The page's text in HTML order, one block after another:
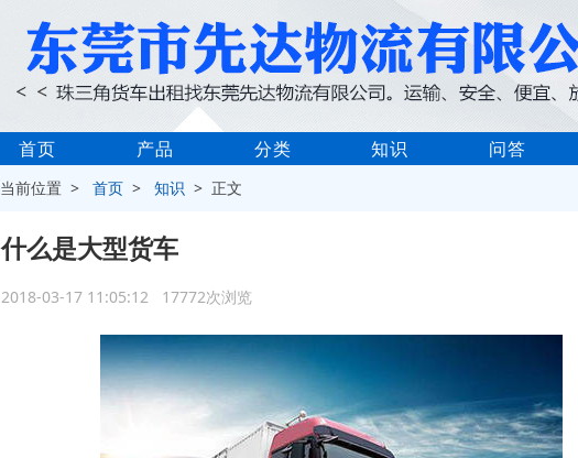
首页 产品 分类 知识 问答
当前位置 >首页 >知识 > 正文
什么是大型货车
2018-03-17 11:05:12 17772次浏览